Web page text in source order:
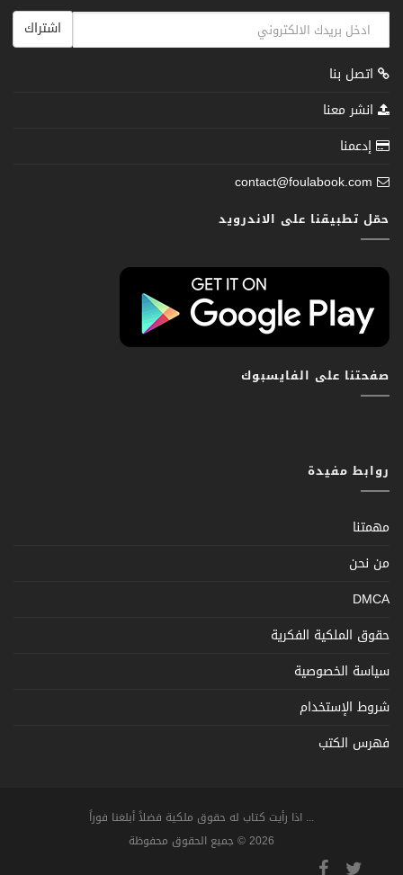
اشتراك
اتصل بنا
انشر معنا
إدعمنا
contact@foulabook.com
حمّل تطبيقنا على الاندرويد
صفحتنا على الفايسبوك
روابط مفيدة
مهمتنا
من نحن
DMCA
حقوق الملكية الفكرية
سياسة الخصوصية
شروط الإستخدام
فهرس الكتب
... اذا رأيت كتاب له حقوق ملكية فضلاً أبلغنا فوراً
2026 © جميع الحقوق محفوظة